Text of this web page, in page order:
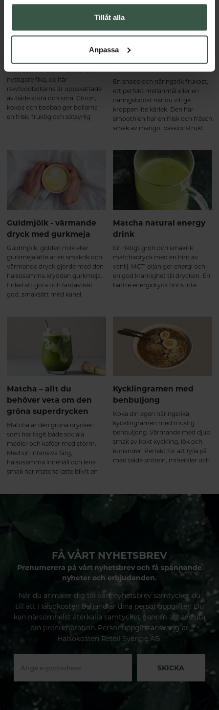
Tillåt alla
Anpassa
Ett fräscht mellanmål eller en
nyttigare fika, de här
rawfoodbollarna är uppskattade
av både stora och små. Citron,
kokos och baobab ger bollarna
en frisk, fruktig och sötsyrlig
Grön smoothie med
spirulina och
En snabb och näringsrik frukost,
ett perfekt mellanmål eller en
näringsboost när du vill ge
kroppen lite kärlek. Den här
smoothien har en frisk och fräsch
smak av mango, passionsfrukt
och spenat är den grönare än
Guldmjölk - värmande
dryck med gurkmeja
Guldmjölk, golden milk eller
gurkmejalatte är en smakrik och
värmande dryck gjorde med den
hälsosamma kryddan gurkmeja.
Enkel att göra och fantastiskt
god, smaksätt med kanel,
Matcha natural energy
drink
En riktigt grön och smakrik
matchadryck med en hint av
vanilj. MCT-oljan ger energi och
en god krämighet till drycken. En
bättre energidryck finns inte.
Matcha – allt du
behöver veta om den
gröna superdrycken
Matcha är den gröna drycken
som har tagit både sociala
medier och kaféer med storm.
Med sin intensiva färg,
hälsosamma innehåll och lena
smak har matcha latte blivit en
Kycklingramen med
benbuljong
Koka din egen näringsrika
kycklingramen med mustig
benbuljong. Värmande med djup
smak av kokt kyckling, lök och
koriander. Perfekt för att fylla på
med både protein, mineraler och
FÅ VÅRT NYHETSBREV
Prenumerera på vårt nyhetsbrev och få spännande
nyheter och erbjudanden.
När du anmäler dig till vårt nyhetsbrev samtycker du
till att Hälsokosten behandlar dina personuppgifter. Du
kan närsomhelst återkalla samtycket genom att avsluta
din prenumeration. Personuppgiftsansvarig är
Hälsokosten Retail Sverige AB.
SKICKA